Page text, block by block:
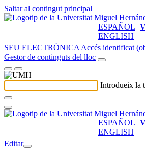
Saltar al contingut principal
ESPAÑOL
ENGLISH
SEU ELECTRÒNICA Accés identificat
Gestor de continguts del lloc
Introdueix la
ESPAÑOL
ENGLISH
Editar